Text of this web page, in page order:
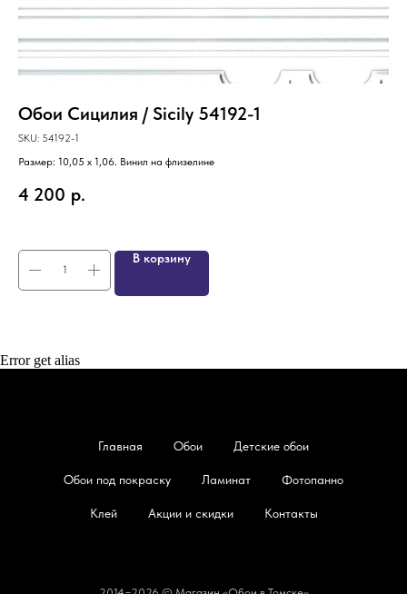
Обои Сицилия / Sicily 54192-1
SKU: 54192-1
Размер: 10,05 х 1,06. Винил на флизелине
4 200 р.
В корзину
Error get alias
Главная Обои Детские обои
Обои под покраску Ламинат Фотопанно
Клей Акции и скидки Контакты